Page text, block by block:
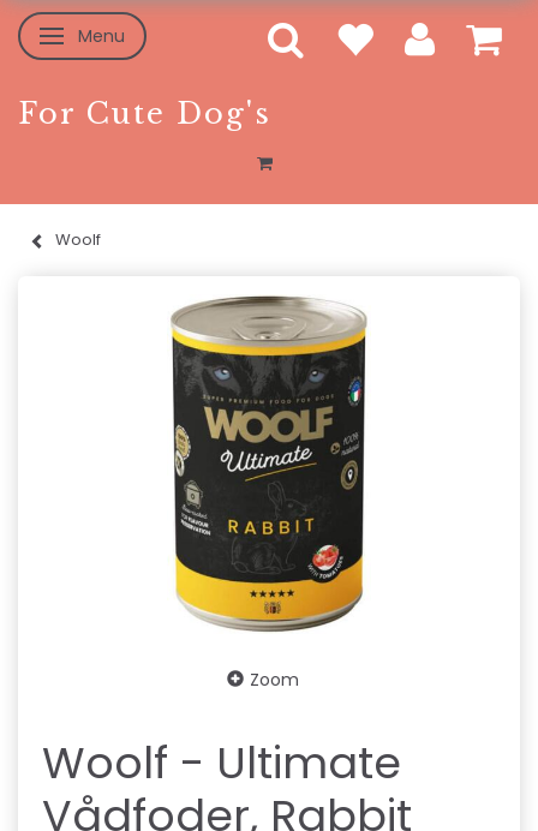
Toggle navigation
Menu
For Cute Dog's
Woolf
Zoom
Woolf - Ultimate
Vådfoder, Rabbit